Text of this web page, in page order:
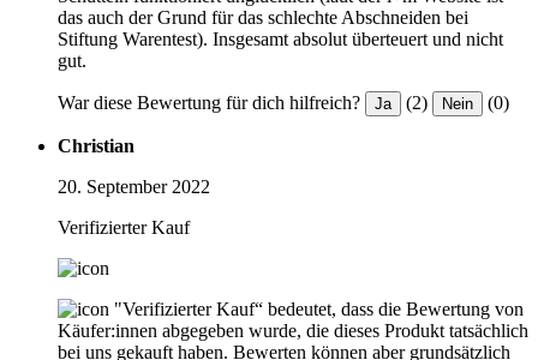
das auch der Grund für das schlechte Abschneiden bei
Stiftung Warentest). Insgesamt absolut überteuert und nicht
gut.
War diese Bewertung für dich hilfreich? Ja (2) Nein (0)
Christian
20. September 2022
Verifizierter Kauf
"Verifizierter Kauf“ bedeutet, dass die Bewertung von
Käufer:innen abgegeben wurde, die dieses Produkt tatsächlich
bei uns gekauft haben. Bewerten können aber grundsätzlich